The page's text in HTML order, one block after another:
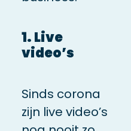
1. Live
video’s
Sinds corona
zijn live video’s